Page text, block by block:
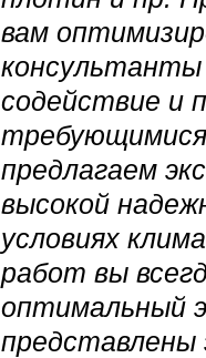
вам
содействие и
предлагаем
высокой
условиях
работ вы
оптимальный
представлены